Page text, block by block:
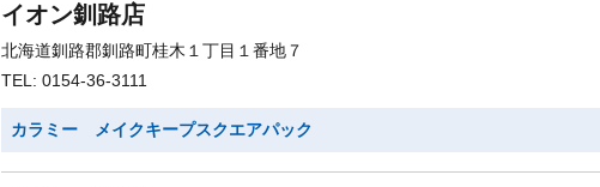
イオン釧路店
北海道釧路郡釧路町桂木１丁目１番地７
TEL: 0154-36-3111
カラミー メイクキープスクエアパック